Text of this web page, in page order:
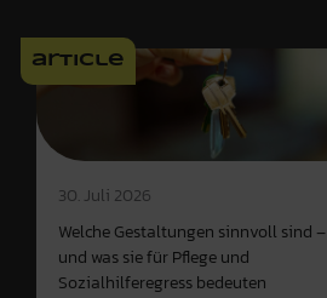
article
30. Juli 2026
Welche Gestaltungen sinnvoll sind –
und was sie für Pflege und
Sozialhilferegress bedeuten